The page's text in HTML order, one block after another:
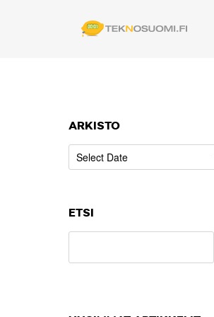
ARKISTO
ETSI